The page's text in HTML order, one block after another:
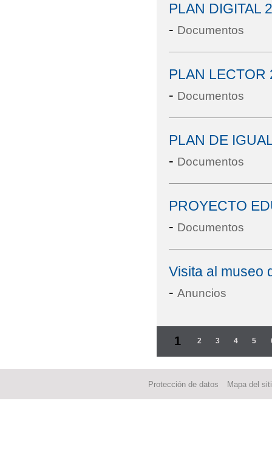
PLAN DIGITAL
- Documentos
PLAN LECTOR
- Documentos
PLAN DE
- Documentos
PROYECTO
- Documentos
Visita al museo
- Anuncios
Páginas
1 2 3 4 5
Protección de datos Mapa del